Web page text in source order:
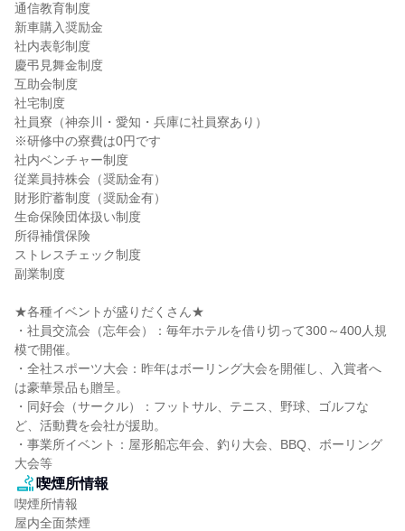
通信教育制度
新車購入奨励金
社内表彰制度
慶弔見舞金制度
互助会制度
社宅制度
社員寮（神奈川・愛知・兵庫に社員寮あり）
※研修中の寮費は0円です
社内ベンチャー制度
従業員持株会（奨励金有）
財形貯蓄制度（奨励金有）
生命保険団体扱い制度
所得補償保険
ストレスチェック制度
副業制度
★各種イベントが盛りだくさん★
・社員交流会（忘年会）：毎年ホテルを借り切って300～400人規
模で開催。
・全社スポーツ大会：昨年はボーリング大会を開催し、入賞者へ
は豪華景品も贈呈。
・同好会（サークル）：フットサル、テニス、野球、ゴルフな
ど、活動費を会社が援助。
・事業所イベント：屋形船忘年会、釣り大会、BBQ、ボーリング
大会等
喫煙所情報
喫煙所情報
屋内全面禁煙